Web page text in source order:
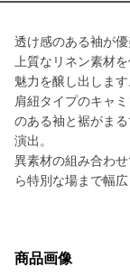
透け感のある袖が
上質なリネン素材
魅力を醸し出します
肩紐タイプのキャ
のある袖と裾がま
演出。
異素材の組み合わ
ら特別な場まで幅広
商品画像